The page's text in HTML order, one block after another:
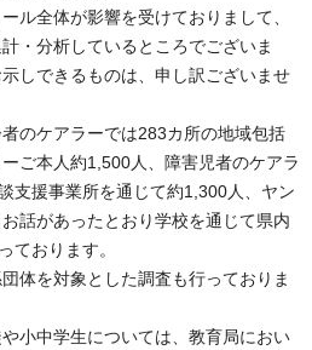
ル全体が影響を受けておりまして、
・分析しているところでございま
しできるものは、申し訳ございませ
のケアラーでは283カ所の地域包括
ご本人約1,500人、障害児者のケアラ
支援事業所を通じて約1,300人、ヤン
話があったとおり学校を通じて県内
ております。
体を対象とした調査も行っておりま
小中学生については、教育局におい